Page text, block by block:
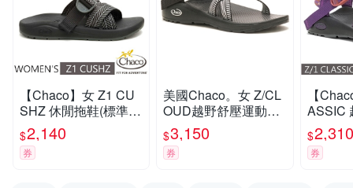
【Chaco】女 Z1 CU
SHZ 休閒拖鞋(標準
款)/戶外拖鞋.海灘鞋_
CH-USW01-HL22 葉
茂黛黑
$2,140
券
美國Chaco。女 Z/CL
OUD越野舒壓運動涼
鞋-標準款CH-ZLW01
HK19 (黑白平衡)
$3,150
券
【
ASSIC
(標準
力
$2,310
券